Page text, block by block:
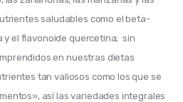
saludables como el beta-
el flavonoide quercetina; sin
en nuestras dietas
tan valiosos como los que se
así las variedades integrales